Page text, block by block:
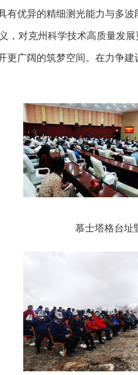
有优异的精细测光能力与多
，对克州科学技术高质量发
更广阔的筑梦空间。在力争
慕士塔格台址